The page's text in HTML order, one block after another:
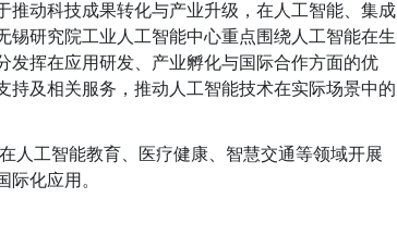
推动科技成果转化与产业升级 ， 在人工智能、集成
锡研究院工业人工智能中心重点围绕人工智能在生
发挥在应用研发、产业孵化与国际合作方面的优
持及相关服务 ， 推动人工智能技术在实际场景中的
人工智能教育、医疗健康、智慧交通等领域开展
化应用。